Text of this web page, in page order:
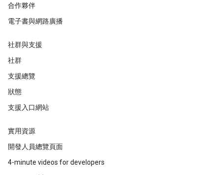
合作夥伴
電子書與網路廣播
社群與支援
社群
支援總覽
狀態
支援入口網站
實用資源
開發人員總覽頁面
4-minute videos for developers